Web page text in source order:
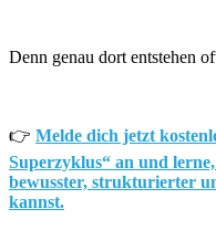
Denn genau dort entstehen
👉 Melde dich jetzt
Superzyklus“ an und
bewusster, strukturierter
kannst.